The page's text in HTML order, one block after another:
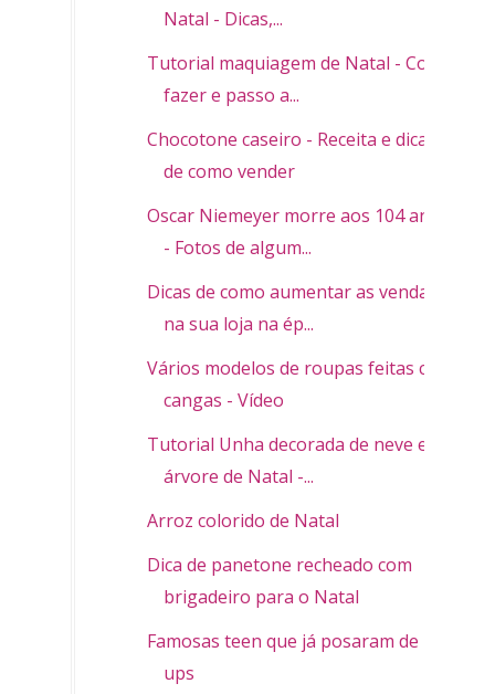
Natal - Dicas,...
Tutorial maquiagem de Natal - Como
fazer e passo a...
Chocotone caseiro - Receita e dicas
de como vender
Oscar Niemeyer morre aos 104 anos
- Fotos de algum...
Dicas de como aumentar as vendas
na sua loja na ép...
Vários modelos de roupas feitas com
cangas - Vídeo
Tutorial Unha decorada de neve e
árvore de Natal -...
Arroz colorido de Natal
Dica de panetone recheado com
brigadeiro para o Natal
Famosas teen que já posaram de pin-
ups